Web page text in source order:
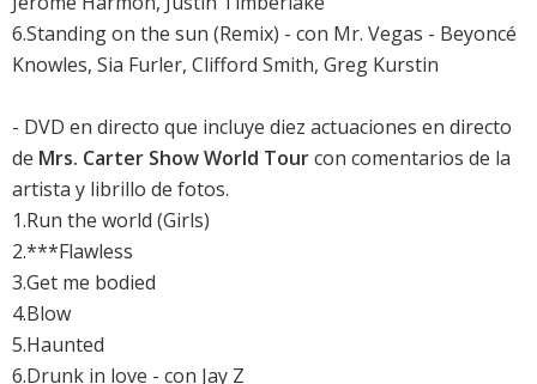
6.Standing on the sun (Remix) - con Mr. Vegas - Beyoncé
Knowles, Sia Furler, Clifford Smith, Greg Kurstin
- DVD en directo que incluye diez actuaciones en directo
de Mrs. Carter Show World Tourcon comentarios de la
artista y librillo de fotos.
1.Run the world (Girls)
2.***Flawless
3.Get me bodied
4.Blow
5.Haunted
6.Drunk in love - con Jay Z